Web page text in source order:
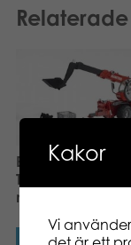
Bruder Manitou
Teleskoplastare
med tillbehör
Kakor
Vi